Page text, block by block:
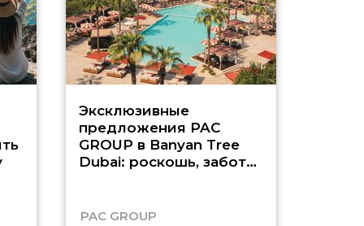
Эксклюзивные
предложения PAC
GROUP в Banyan Tree
Dubai: роскошь, забота
PAC GROUP